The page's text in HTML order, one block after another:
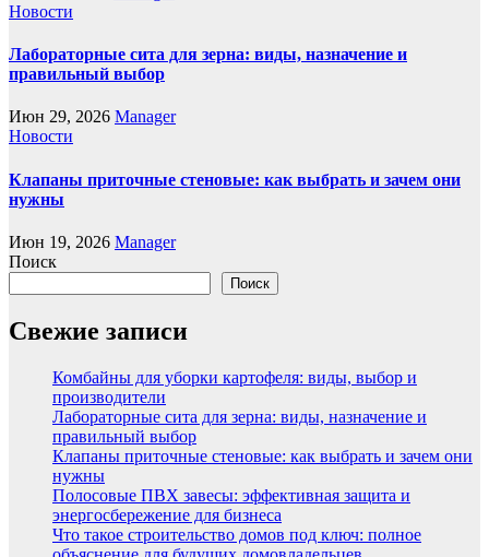
Новости
Лабораторные сита для зерна: виды, назначение и
правильный выбор
Июн 29, 2026 Manager
Новости
Клапаны приточные стеновые: как выбрать и зачем они
нужны
Июн 19, 2026 Manager
Поиск
Поиск
Свежие записи
Комбайны для уборки картофеля: виды, выбор и
производители
Лабораторные сита для зерна: виды, назначение и
правильный выбор
Клапаны приточные стеновые: как выбрать и зачем они
нужны
Полосовые ПВХ завесы: эффективная защита и
энергосбережение для бизнеса
Что такое строительство домов под ключ: полное